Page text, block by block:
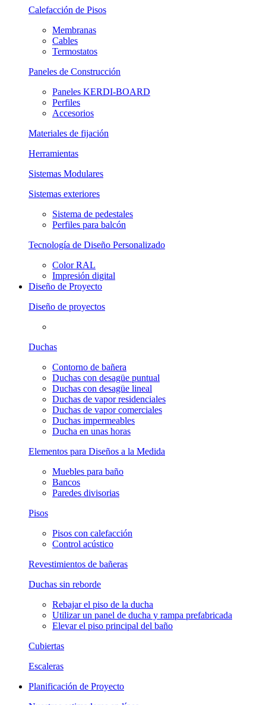
Calefacción de Pisos
Membranas
Cables
Termostatos
Paneles de Construcción
Paneles KERDI-BOARD
Perfiles
Accesorios
Materiales de fijación
Herramientas
Sistemas Modulares
Sistemas exteriores
Sistema de pedestales
Perfiles para balcón
Tecnología de Diseño Personalizado
Color RAL
Impresión digital
Diseño de Proyecto
Diseño de proyectos
Duchas
Contorno de bañera
Duchas con desagüe puntual
Duchas con desagüe lineal
Duchas de vapor residenciales
Duchas de vapor comerciales
Duchas impermeables
Ducha en unas horas
Elementos para Diseños a la Medida
Muebles para baño
Bancos
Paredes divisorias
Pisos
Pisos con calefacción
Control acústico
Revestimientos de bañeras
Duchas sin reborde
Rebajar el piso de la ducha
Utilizar un panel de ducha y rampa prefabricada
Elevar el piso principal del baño
Cubiertas
Escaleras
Planificación de Proyecto